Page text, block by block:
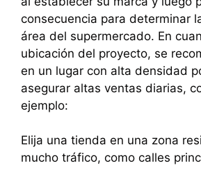
consecuencia para determinar
área del supermercado. En
ubicación del proyecto, se
en un lugar con alta densidad
asegurar altas ventas diarias,
ejemplo:
Elija una tienda en una zona
mucho tráfico, como calles